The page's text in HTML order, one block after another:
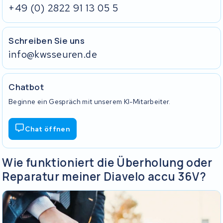
+49 (0) 2822 91 13 05 5
Schreiben Sie uns
info@kwsseuren.de
Chatbot
Beginne ein Gespräch mit unserem KI-Mitarbeiter.
Chat öffnen
Wie funktioniert die Überholung oder
Reparatur meiner Diavelo accu 36V?